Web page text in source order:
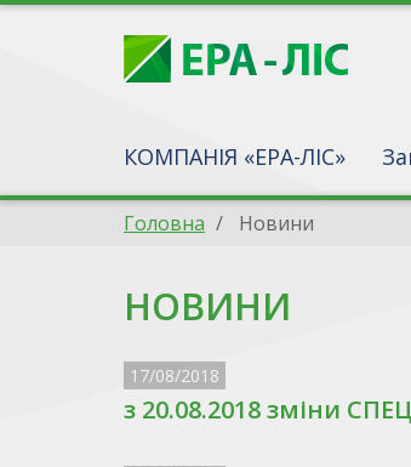
КОМПАНІЯ «ЕРА-ЛІС»
Головна Новини
НОВИНИ
17/08/2018
з 20.08.2018 зміни